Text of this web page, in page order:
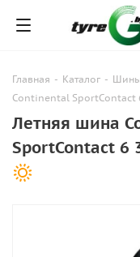
Главная - Каталог - Шины
Continental SportContact
Летняя шина
SportContact 6